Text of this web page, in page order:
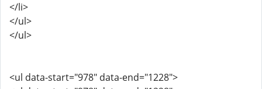
</li>
</ul>
</ul>
<ul data-start="978" data-end="1228">